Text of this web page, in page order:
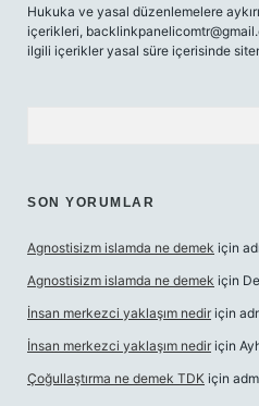
Hukuka ve yasal düzenlemelere
içerikleri,
ilgili içerikler yasal süre içerisinde
SON YORUMLAR
Agnostisizm islamda ne demek için
Agnostisizm islamda ne demek için
İnsan merkezci yaklaşım nedir için
İnsan merkezci yaklaşım nedir için
Çoğullaştırma ne demek TDK için